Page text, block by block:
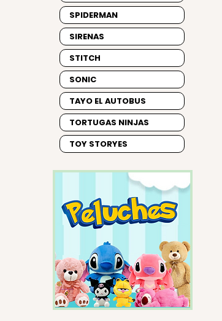
SPIDERMAN
SIRENAS
STITCH
SONIC
TAYO EL AUTOBUS
TORTUGAS NINJAS
TOY STORYES